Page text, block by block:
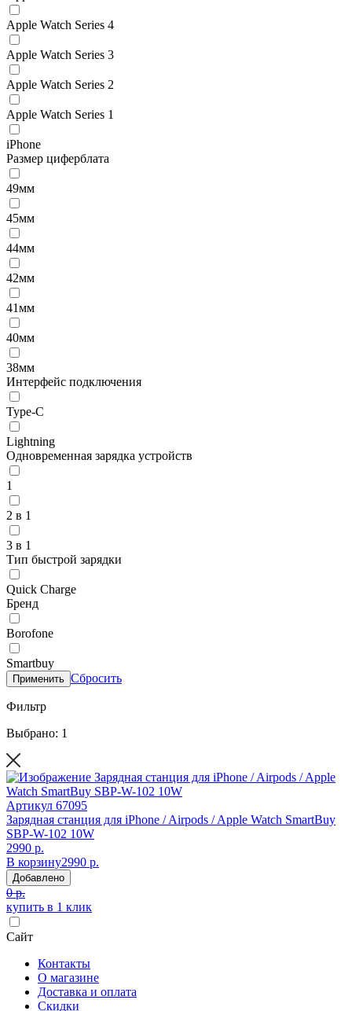
Apple Watch Series 4
Apple Watch Series 3
Apple Watch Series 2
Apple Watch Series 1
iPhone
Размер циферблата
49мм
45мм
44мм
42мм
41мм
40мм
38мм
Интерфейс подключения
Type-C
Lightning
Одновременная зарядка устройств
1
2 в 1
3 в 1
Тип быстрой зарядки
Quick Charge
Бренд
Borofone
Smartbuy
Применить Сбросить
Фильтр
Выбрано: 1
Артикул 67095
Зарядная станция для iPhone / Airpods / Apple Watch SmartBuy
SBP-W-102 10W
2990 р.
В корзину2990 р.
Добавлено
0 р.
купить в 1 клик
Сайт
Контакты
О магазине
Доставка и оплата
Скидки